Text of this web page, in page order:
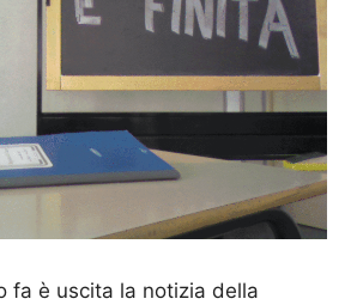
fa è uscita la notizia della